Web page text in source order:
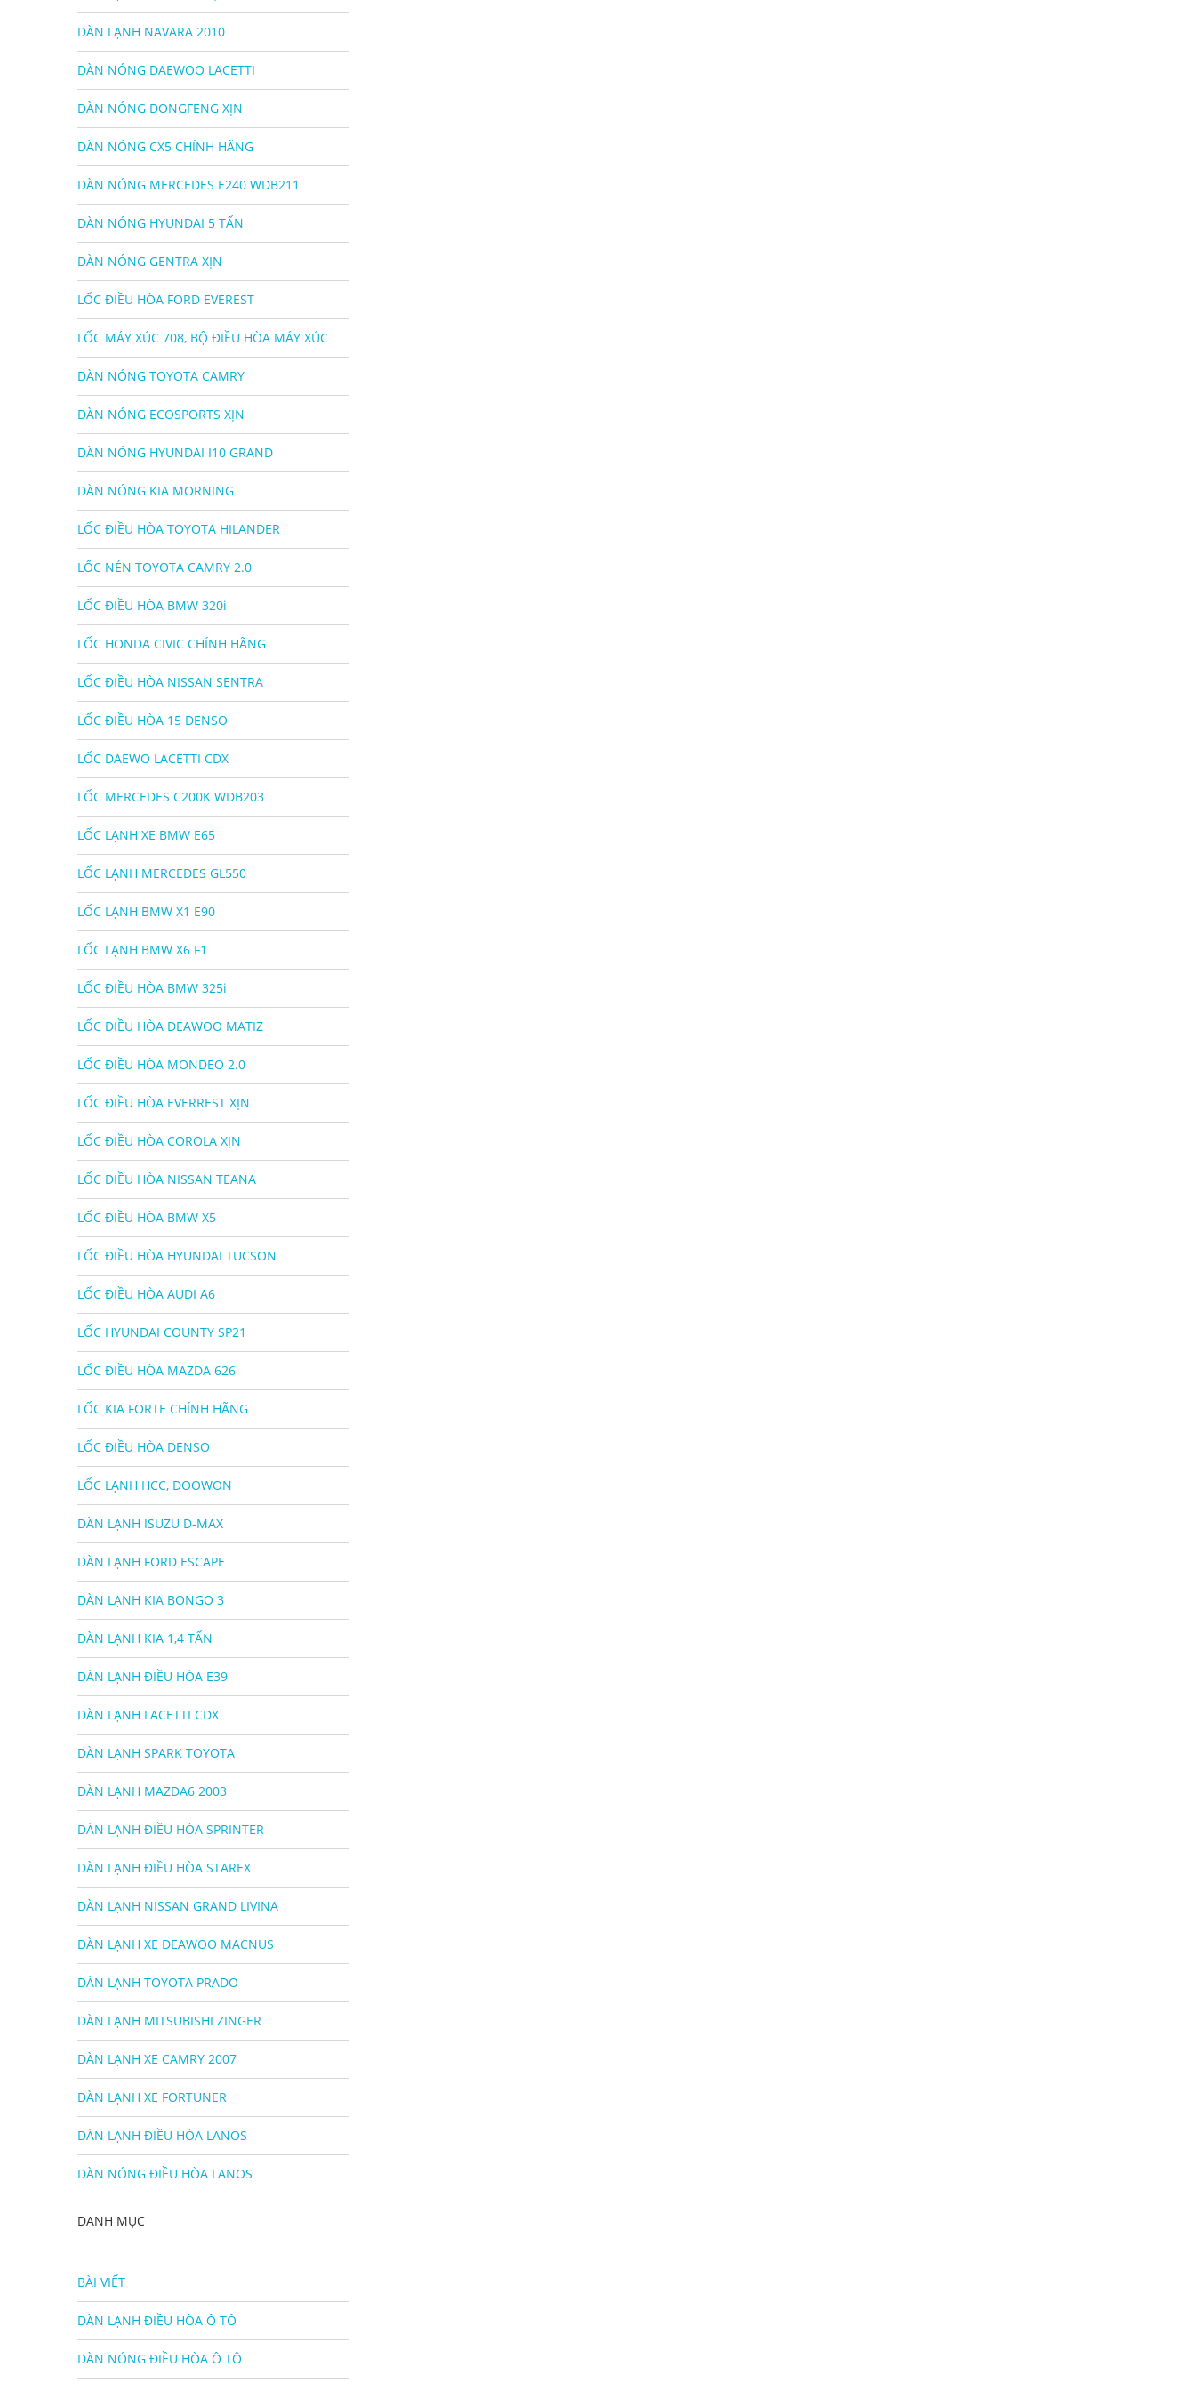
DÀN LẠNH NAVARA 2010
DÀN NÓNG DAEWOO LACETTI
DÀN NÓNG DONGFENG XỊN
DÀN NÓNG CX5 CHÍNH HÃNG
DÀN NÓNG MERCEDES E240 WDB211
DÀN NÓNG HYUNDAI 5 TẤN
DÀN NÓNG GENTRA XỊN
LỐC ĐIỀU HÒA FORD EVEREST
LỐC MÁY XÚC 708, BỘ ĐIỀU HÒA MÁY XÚC
DÀN NÓNG TOYOTA CAMRY
DÀN NÓNG ECOSPORTS XỊN
DÀN NÓNG HYUNDAI I10 GRAND
DÀN NÓNG KIA MORNING
LỐC ĐIỀU HÒA TOYOTA HILANDER
LỐC NÉN TOYOTA CAMRY 2.0
LỐC ĐIỀU HÒA BMW 320i
LỐC HONDA CIVIC CHÍNH HÃNG
LỐC ĐIỀU HÒA NISSAN SENTRA
LỐC ĐIỀU HÒA 15 DENSO
LỐC DAEWO LACETTI CDX
LỐC MERCEDES C200K WDB203
LỐC LẠNH XE BMW E65
LỐC LẠNH MERCEDES GL550
LỐC LẠNH BMW X1 E90
LỐC LẠNH BMW X6 F1
LỐC ĐIỀU HÒA BMW 325i
LỐC ĐIỀU HÒA DEAWOO MATIZ
LỐC ĐIỀU HÒA MONDEO 2.0
LỐC ĐIỀU HÒA EVERREST XỊN
LỐC ĐIỀU HÒA COROLA XỊN
LỐC ĐIỀU HÒA NISSAN TEANA
LỐC ĐIỀU HÒA BMW X5
LỐC ĐIỀU HÒA HYUNDAI TUCSON
LỐC ĐIỀU HÒA AUDI A6
LỐC HYUNDAI COUNTY SP21
LỐC ĐIỀU HÒA MAZDA 626
LỐC KIA FORTE CHÍNH HÃNG
LỐC ĐIỀU HÒA DENSO
LỐC LẠNH HCC, DOOWON
DÀN LẠNH ISUZU D-MAX
DÀN LẠNH FORD ESCAPE
DÀN LẠNH KIA BONGO 3
DÀN LẠNH KIA 1,4 TẤN
DÀN LẠNH ĐIỀU HÒA E39
DÀN LẠNH LACETTI CDX
DÀN LẠNH SPARK TOYOTA
DÀN LẠNH MAZDA6 2003
DÀN LẠNH ĐIỀU HÒA SPRINTER
DÀN LẠNH ĐIỀU HÒA STAREX
DÀN LẠNH NISSAN GRAND LIVINA
DÀN LẠNH XE DEAWOO MACNUS
DÀN LẠNH TOYOTA PRADO
DÀN LẠNH MITSUBISHI ZINGER
DÀN LẠNH XE CAMRY 2007
DÀN LẠNH XE FORTUNER
DÀN LẠNH ĐIỀU HÒA LANOS
DÀN NÓNG ĐIỀU HÒA LANOS
DANH MỤC
BÀI VIẾT
DÀN LẠNH ĐIỀU HÒA Ô TÔ
DÀN NÓNG ĐIỀU HÒA Ô TÔ